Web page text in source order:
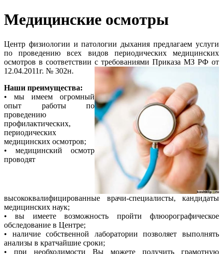
Медицинские осмотры
Центр физиологии и патологии дыхания предлагаем услуги
по проведению всех видов периодических медицинских
осмотров в соответствии с требованиями Приказа МЗ РФ от
12.04.2011г. № 302н.
Наши преимущества:
• мы имеем огромный
опыт работы по
проведению
профилактических,
периодических
медицинских осмотров;
• медицинский осмотр
проводят
высококвалифицированные врачи-специалисты, кандидаты
медицинских наук;
• вы имеете возможность пройти флюорографическое
обследование в Центре;
• наличие собственной лаборатории позволяет выполнять
анализы в кратчайшие сроки;
• при необходимости Вы можете получить грамотную